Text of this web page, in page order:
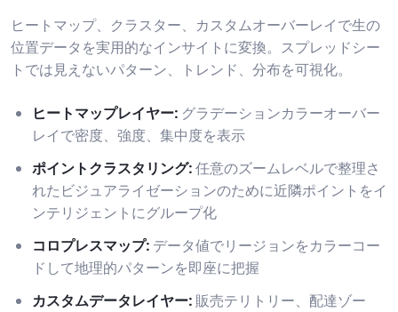
ヒートマップ、クラスター、カスタムオーバーレイで生の
位置データを実用的なインサイトに変換。スプレッドシー
トでは見えないパターン、トレンド、分布を可視化。
ヒートマップレイヤー: グラデーションカラーオーバー
レイで密度、強度、集中度を表示
ポイントクラスタリング:任意のズームレベルで整理さ
れたビジュアライゼーションのために近隣ポイントをイ
ンテリジェントにグループ化
コロプレスマップ: データ値でリージョンをカラーコー
ドして地理的パターンを即座に把握
カスタムデータレイヤー: 販売テリトリー、配達ゾー